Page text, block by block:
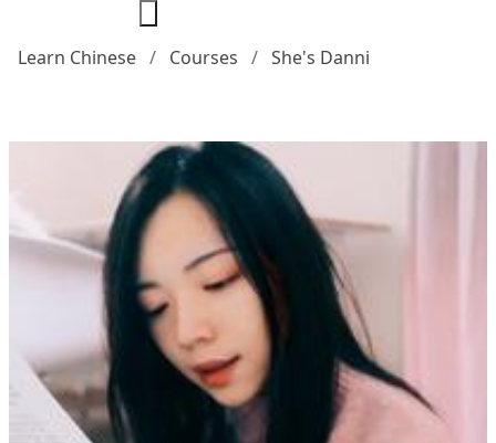
Learn Chinese Courses She's Danni